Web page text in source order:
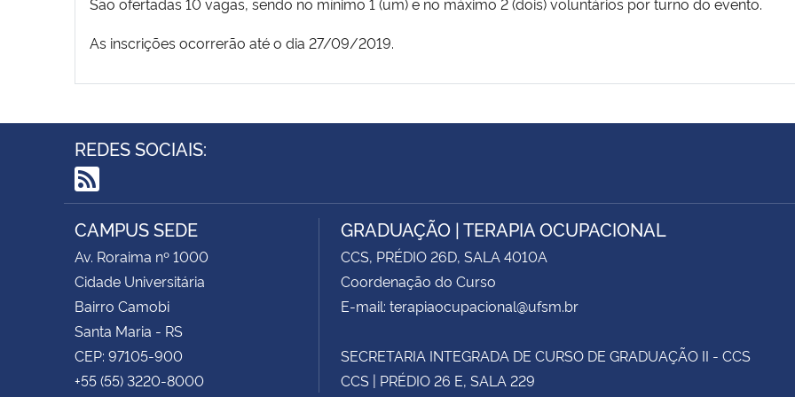
As inscrições ocorrerão até o dia 27/09/2019.
REDES SOCIAIS:
RSS
CAMPUS SEDE
Av. Roraima nº 1000
Cidade Universitária
Bairro Camobi
Santa Maria - RS
CEP: 97105-900
+55 (55) 3220-8000
GRADUAÇÃO | TERAPIA OCUPACIONAL
CCS, PRÉDIO 26D, SALA 4010A
Coordenação do Curso
E-mail: terapiaocupacional@ufsm.br
SECRETARIA INTEGRADA DE CURSO DE GRADUAÇÃO II - CCS
CCS | PRÉDIO 26 E, SALA 229